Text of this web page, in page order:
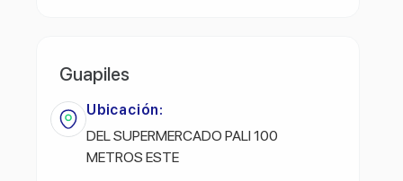
Guapiles
Ubicación:
DEL SUPERMERCADO PALI 100
METROS ESTE